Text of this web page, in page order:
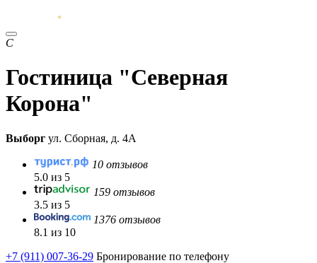
С
Гостиница "Северная
Корона"
Выборг ул. Сборная, д. 4А
10 отзывов
5.0 из 5
159 отзывов
3.5 из 5
1376 отзывов
8.1 из 10
+7 (911) 007-36-29 Бронирование по телефону